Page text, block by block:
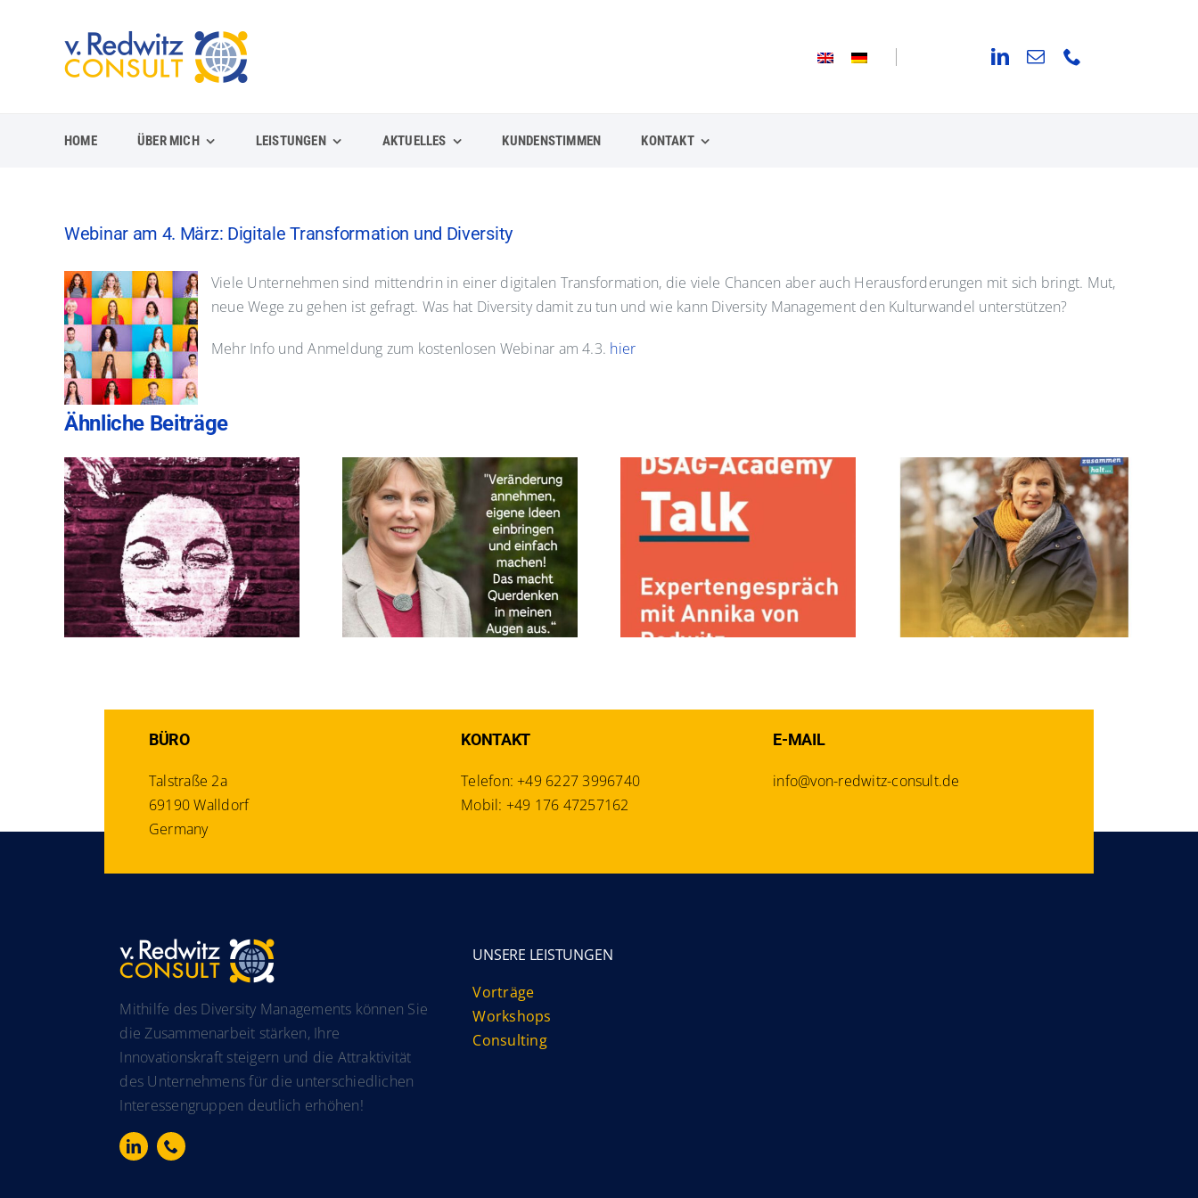
HOME ÜBER MICH LEISTUNGEN AKTUELLES KUNDENSTIMMEN KONTAKT
Webinar am 4. März: Digitale Transformation und Diversity
Viele Unternehmen sind mittendrin in einer digitalen Transformation, die viele Chancen aber auch Herausforderungen mit sich bringt. Mut,
neue Wege zu gehen ist gefragt. Was hat Diversity damit zu tun und wie kann Diversity Management den Kulturwandel unterstützen?
Mehr Info und Anmeldung zum kostenlosen Webinar am 4.3. hier
Ähnliche Beiträge
#TecModel im Juni DSAG-Academy Podcast
BÜRO
Talstraße 2a
69190 Walldorf
Germany
KONTAKT
Telefon: +49 6227 3996740
Mobil: +49 176 47257162
E-MAIL
info@von-redwitz-consult.de
Mithilfe des Diversity Managements können Sie
die Zusammenarbeit stärken, Ihre
Innovationskraft steigern und die Attraktivität
des Unternehmens für die unterschiedlichen
Interessengruppen deutlich erhöhen!
UNSERE LEISTUNGEN
Vorträge
Workshops
Consulting